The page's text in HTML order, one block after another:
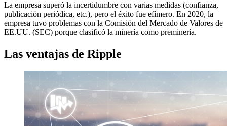
La empresa superó la incertidumbre con varias medidas (confianza,
publicación periódica, etc.), pero el éxito fue efímero. En 2020, la
empresa tuvo problemas con la Comisión del Mercado de Valores de
EE.UU. (SEC) porque clasificó la minería como preminería.
Las ventajas de Ripple